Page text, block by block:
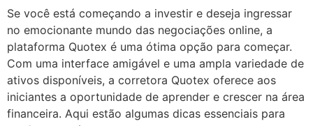
Se você está começando a investir e deseja ingressar
no emocionante mundo das negociações online, a
plataforma Quotex é uma ótima opção para começar.
Com uma interface amigável e uma ampla variedade de
ativos disponíveis, a corretora Quotex oferece aos
iniciantes a oportunidade de aprender e crescer na área
financeira. Aqui estão algumas dicas essenciais para